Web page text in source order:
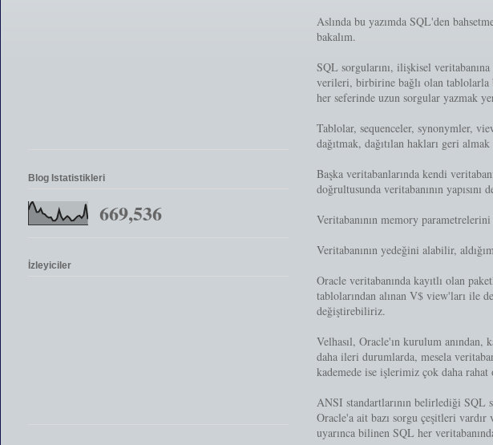
Aslında bu yazımda SQL'den
bakalım.
SQL sorgularını, ilişkisel
verileri, birbirine bağlı olan
her seferinde uzun sorgular yazmak
Tablolar, sequenceler, synonymler,
dağıtmak, dağıtılan hakları geri
Başka veritabanlarında kendi
doğrultusunda veritabanının yapısını
Veritabanının memory
Veritabanının yedeğini alabilir,
Oracle veritabanında kayıtlı olan
tablolarından alınan V$ view'ları ile
değiştirebiliriz.
Velhasıl, Oracle'ın kurulum
daha ileri durumlarda, mesela
kademede ise işlerimiz çok daha
ANSI standartlarının belirlediği SQL
Oracle'a ait bazı sorgu çeşitleri
uyarınca bilinen SQL her
Blog Istatistikleri
669,536
İzleyiciler